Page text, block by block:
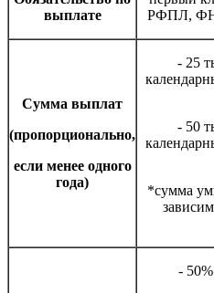
выплате
РФПЛ,
Сумма выплат
(пропорционально,
если менее одного
года)
- 25
- 50
*сумма
-